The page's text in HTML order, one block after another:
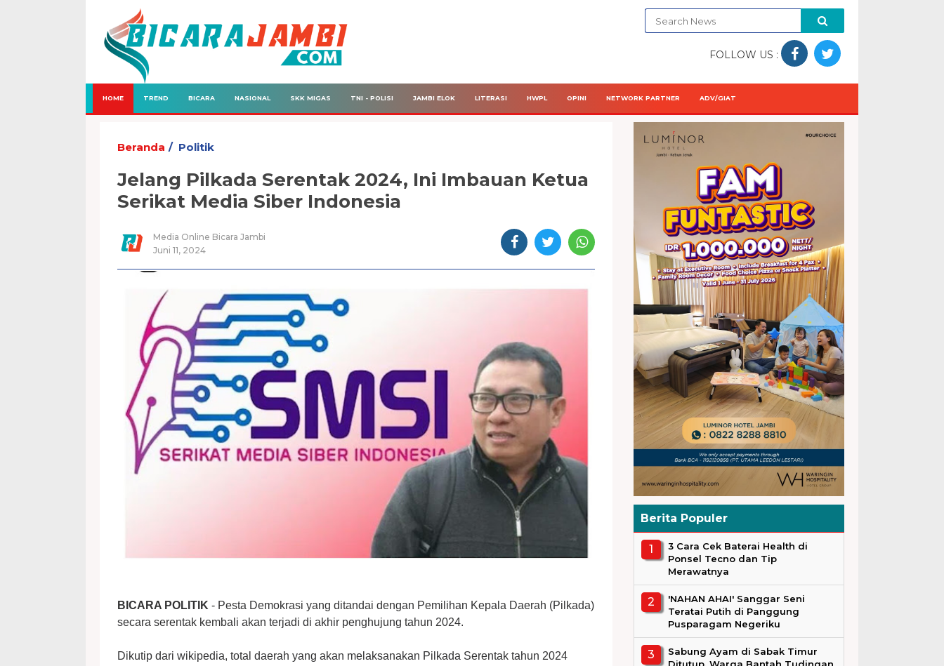
FOLLOW US :
HOME TREND BICARA NASIONAL SKK MIGAS TNI - POLISI JAMBI ELOK LITERASI HWPL OPINI NETWORK PARTNER ADV/GIAT
Beranda Politik
Jelang Pilkada Serentak 2024, Ini Imbauan Ketua
Serikat Media Siber Indonesia
Media Online Bicara Jambi
Juni 11, 2024
BICARA POLITIK - Pesta Demokrasi yang ditandai dengan Pemilihan Kepala Daerah (Pilkada)
secara serentak kembali akan terjadi di akhir penghujung tahun 2024.
Dikutip dari wikipedia, total daerah yang akan melaksanakan Pilkada Serentak tahun 2024
Berita Populer
3 Cara Cek Baterai Health di
Ponsel Tecno dan Tip
Merawatnya
'NAHAN AHAI' Sanggar Seni
Teratai Putih di Panggung
Pusparagam Negeriku
Sabung Ayam di Sabak Timur